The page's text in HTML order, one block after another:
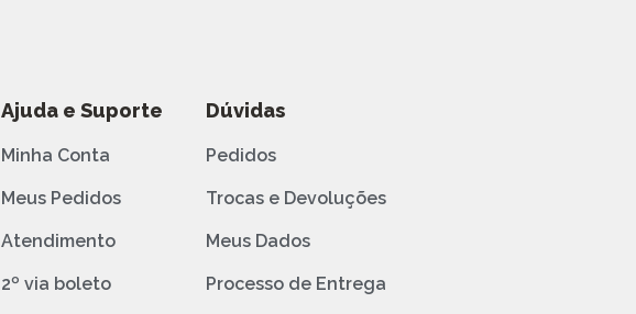
Ajuda e Suporte
Minha Conta
Meus Pedidos
Atendimento
2º via boleto
Dúvidas
Pedidos
Trocas e Devoluções
Meus Dados
Processo de Entrega